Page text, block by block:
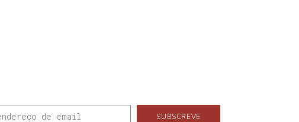
SUBSCREVE